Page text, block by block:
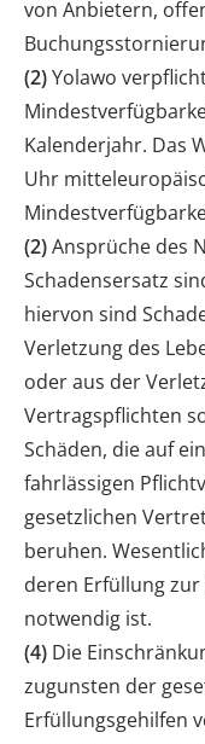
von Anbietern,
(2)Yolawo
Kalenderjahr. Das
Uhr
(2)Ansprüche des
Schadensersatz
hiervon sind
Verletzung des
oder aus der
Vertragspflichten
Schäden, die auf
fahrlässigen
gesetzlichen
beruhen.
deren Erfüllung
notwendig ist.
(4) Die
zugunsten der
Erfüllungsgehilfen